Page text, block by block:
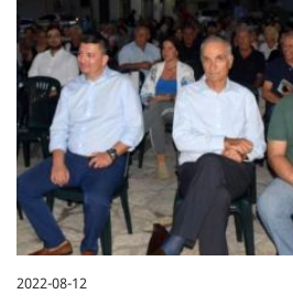
2022-08-12